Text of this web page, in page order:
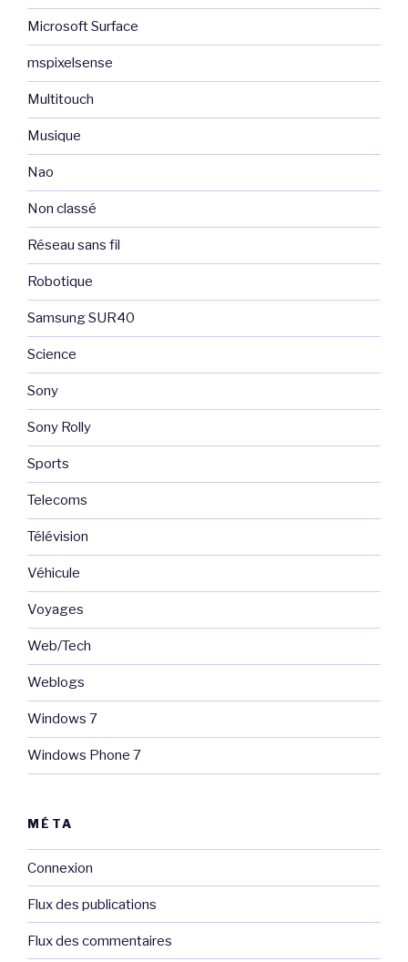
Microsoft Surface
mspixelsense
Multitouch
Musique
Nao
Non classé
Réseau sans fil
Robotique
Samsung SUR40
Science
Sony
Sony Rolly
Sports
Telecoms
Télévision
Véhicule
Voyages
Web/Tech
Weblogs
Windows 7
Windows Phone 7
MÉTA
Connexion
Flux des publications
Flux des commentaires